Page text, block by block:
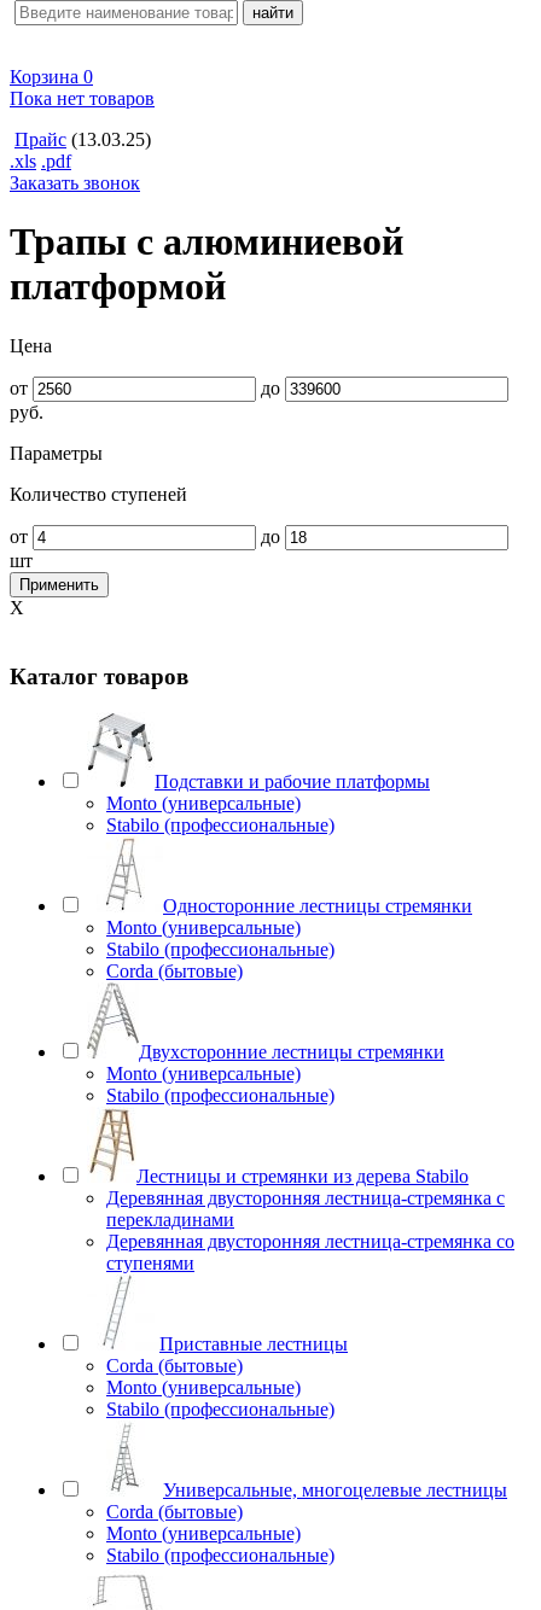
Корзина 0
Пока нет товаров
Прайс (13.03.25)
.xls .pdf
Заказать звонок
Трапы с алюминиевой
платформой
Цена
от
до
руб.
Параметры
Количество ступеней
от
до
шт
Применить
X
Каталог товаров
Подставки и рабочие платформы
Monto (универсальные)
Stabilo (профессиональные)
Односторонние лестницы стремянки
Monto (универсальные)
Stabilo (профессиональные)
Corda (бытовые)
Двухсторонние лестницы стремянки
Monto (универсальные)
Stabilo (профессиональные)
Лестницы и стремянки из дерева Stabilo
Деревянная двусторонняя лестница-стремянка с
перекладинами
Деревянная двусторонняя лестница-стремянка со
ступенями
Приставные лестницы
Corda (бытовые)
Monto (универсальные)
Stabilo (профессиональные)
Универсальные, многоцелевые лестницы
Corda (бытовые)
Monto (универсальные)
Stabilo (профессиональные)